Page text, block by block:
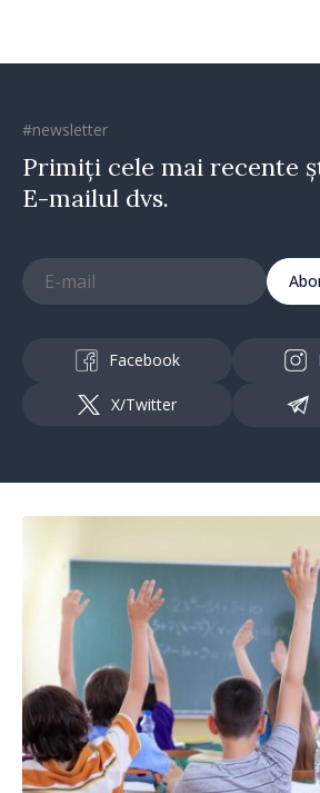
#newsletter
Primiți cele mai recente
E-mailul dvs.
Facebook
X/Twitter